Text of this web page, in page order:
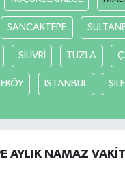
SANCAKTEPE
SİLİVRİ TUZLA
İSTANBUL ŞİLE
AYLIK NAMAZ